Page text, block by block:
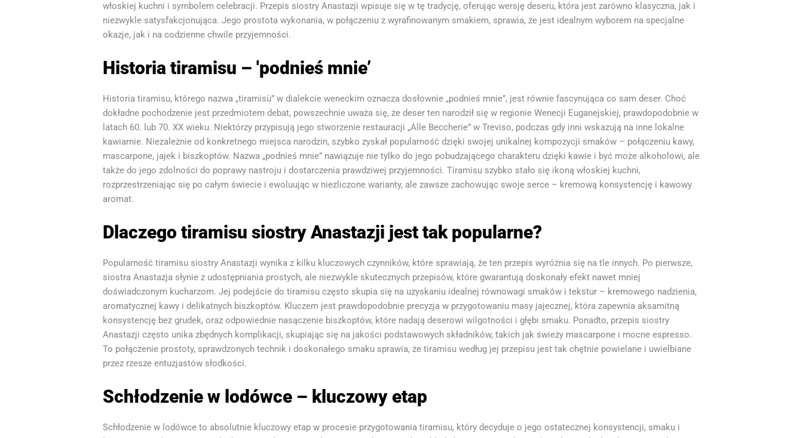
włoskiej kuchni i symbolem celebracji. Przepis siostry Anastazji wpisuje się w tę tradycję, oferując wersję deseru, która jest zarówno klasyczna, jak i
niezwykle satysfakcjonująca. Jego prostota wykonania, w połączeniu z wyrafinowanym smakiem, sprawia, że jest idealnym wyborem na specjalne
okazje, jak i na codzienne chwile przyjemności.
Historia tiramisu – 'podnieś mnie’
Historia tiramisu, którego nazwa „tiramisù” w dialekcie weneckim oznacza dosłownie „podnieś mnie”, jest równie fascynująca co sam deser. Choć
dokładne pochodzenie jest przedmiotem debat, powszechnie uważa się, że deser ten narodził się w regionie Wenecji Euganejskiej, prawdopodobnie w
latach 60. lub 70. XX wieku. Niektórzy przypisują jego stworzenie restauracji „Alle Beccherie” w Treviso, podczas gdy inni wskazują na inne lokalne
kawiarnie. Niezależnie od konkretnego miejsca narodzin, szybko zyskał popularność dzięki swojej unikalnej kompozycji smaków – połączeniu kawy,
mascarpone, jajek i biszkoptów. Nazwa „podnieś mnie” nawiązuje nie tylko do jego pobudzającego charakteru dzięki kawie i być może alkoholowi, ale
także do jego zdolności do poprawy nastroju i dostarczenia prawdziwej przyjemności. Tiramisu szybko stało się ikoną włoskiej kuchni,
rozprzestrzeniając się po całym świecie i ewoluując w niezliczone warianty, ale zawsze zachowując swoje serce – kremową konsystencję i kawowy
aromat.
Dlaczego tiramisu siostry Anastazji jest tak popularne?
Popularność tiramisu siostry Anastazji wynika z kilku kluczowych czynników, które sprawiają, że ten przepis wyróżnia się na tle innych. Po pierwsze,
siostra Anastazja słynie z udostępniania prostych, ale niezwykle skutecznych przepisów, które gwarantują doskonały efekt nawet mniej
doświadczonym kucharzom. Jej podejście do tiramisu często skupia się na uzyskaniu idealnej równowagi smaków i tekstur – kremowego nadzienia,
aromatycznej kawy i delikatnych biszkoptów. Kluczem jest prawdopodobnie precyzja w przygotowaniu masy jajecznej, która zapewnia aksamitną
konsystencję bez grudek, oraz odpowiednie nasączenie biszkoptów, które nadają deserowi wilgotności i głębi smaku. Ponadto, przepis siostry
Anastazji często unika zbędnych komplikacji, skupiając się na jakości podstawowych składników, takich jak świeży mascarpone i mocne espresso.
To połączenie prostoty, sprawdzonych technik i doskonałego smaku sprawia, że tiramisu według jej przepisu jest tak chętnie powielane i uwielbiane
przez rzesze entuzjastów słodkości.
Schłodzenie w lodówce – kluczowy etap
Schłodzenie w lodówce to absolutnie kluczowy etap w procesie przygotowania tiramisu, który decyduje o jego ostatecznej konsystencji, smaku i